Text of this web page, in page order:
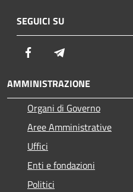
SEGUICI SU
Facebook
AMMINISTRAZIONE
Organi di Governo
Aree Amministrative
Uffici
Enti e fondazioni
Politici